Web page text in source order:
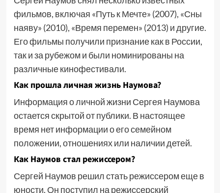
фильмов, включая «Путь к Мечте» (2007), «Сны
наяву» (2010), «Время перемен» (2013) и другие.
Его фильмы получили признание как в России,
так и за рубежом и были номинированы на
различные кинофестивали.
Как прошла личная жизнь Наумова?
Информация о личной жизни Сергея Наумова
остается скрытой от публики. В настоящее
время нет информации о его семейном
положении, отношениях или наличии детей.
Как Наумов стал режиссером?
Сергей Наумов решил стать режиссером еще в
юности. Он поступил на режиссерский